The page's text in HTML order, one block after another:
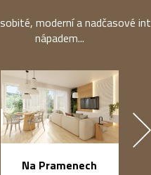
moderní a nadčasové
nápadem...
Na Pramenech